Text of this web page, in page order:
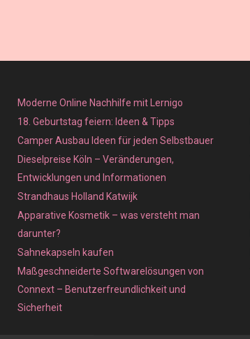
Moderne Online Nachhilfe mit Lernigo
18. Geburtstag feiern: Ideen & Tipps
Camper Ausbau Ideen für jeden Selbstbauer
Dieselpreise Köln – Veränderungen,
Entwicklungen und Informationen
Strandhaus Holland Katwijk
Apparative Kosmetik – was versteht man
darunter?
Sahnekapseln kaufen
Maßgeschneiderte Softwarelösungen von
Connext – Benutzerfreundlichkeit und
Sicherheit